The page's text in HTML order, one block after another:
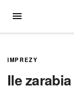
MENU
IMPREZY
Ile